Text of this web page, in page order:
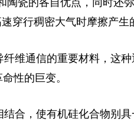
瓷的各自优点，同时还
穿行稠密大气时摩擦产生
维通信的重要材料，这
性的巨变。
合，使有机硅化合物别